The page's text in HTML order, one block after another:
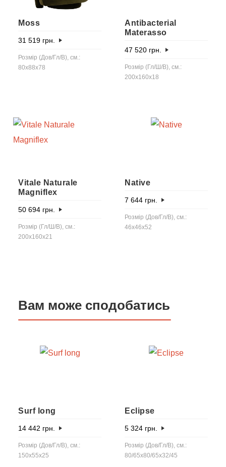
Moss
31 519 грн.
Розмір (Дов/Гл/В), см.:
80x88x78
Antibacterial
Materasso
47 520 грн.
Розмір (Гл/Ш/В), см.:
200x160x18
Vitale Naturale
Magniflex
50 694 грн.
Розмір (Гл/Ш/В), см.:
200x160x21
Native
7 644 грн.
Розмір (Дов/Гл/В), см.:
46x46x52
Вам може сподобатись
Surf long
14 442 грн.
Розмір (Дов/Гл/В), см.:
150x55x25
Eclipse
5 324 грн.
Розмір (Дов/Гл/В), см.:
80/65x80/65x32/45